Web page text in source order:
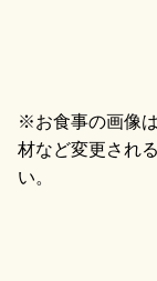
※お食事の画像
材など変更され
い。